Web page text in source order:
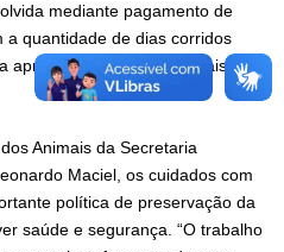
mediante pagamento de
a quantidade de dias corridos
apreensão do animal e mais R$
Animais da Secretaria
Maciel, os cuidados com
política de preservação da
saúde e segurança. “O trabalho